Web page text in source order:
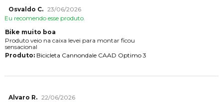
Osvaldo C. 23/06/2026
Eu recomendo esse produto.
Bike muito boa
Produto veio na caixa levei para montar ficou
sensacional
Produto:Bicicleta Cannondale CAAD Optimo 3
Alvaro R. 22/06/2026